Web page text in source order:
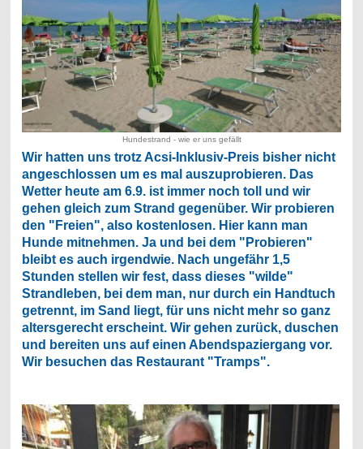
Hundestrand - wie er uns gefällt
Wir hatten uns trotz Acsi-Inklusiv-Preis bisher nicht
angeschlossen um es mal auszuprobieren. Das
Wetter heute am 6.9. ist immer noch toll und wir
gehen gleich zum Strand gegenüber. Wir probieren
den "Freien", also kostenlosen. Hier kann man
Hunde mitnehmen. Ja und bei dem "Probieren"
bleibt es auch irgendwie. Nach ungefähr 1,5
Stunden stellen wir fest, dass dieses "wilde"
Strandleben, bei dem man, nur durch ein Handtuch
getrennt, im Sand liegt, für uns nicht mehr so ganz
altersgerecht erscheint. Wir gehen zurück, duschen
und bereiten uns auf einen Abendspaziergang vor.
Wir besuchen das Restaurant "Tramps".